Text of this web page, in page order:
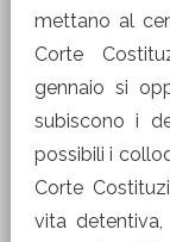
mettano al
Corte
gennaio si
subiscono i
possibili i
Corte
vita